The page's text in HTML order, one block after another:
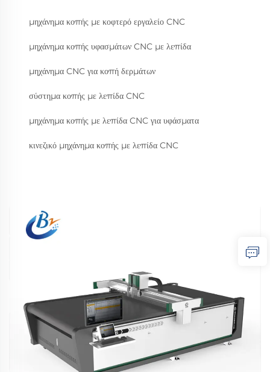
μηχάνημα κοπής με κοφτερό εργαλείο CNC
μηχάνημα κοπής υφασμάτων CNC με λεπίδα
μηχάνημα CNC για κοπή δερμάτων
σύστημα κοπής με λεπίδα CNC
μηχάνημα κοπής με λεπίδα CNC για υφάσματα
κινεζικό μηχάνημα κοπής με λεπίδα CNC